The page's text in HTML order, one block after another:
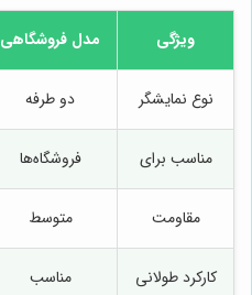
ویژگی مدل فروشگاهی
نوع نمایشگر دو طرفه
مناسب برای فروشگاه‌ها
مقاومت متوسط
کارکرد طولانی مناسب